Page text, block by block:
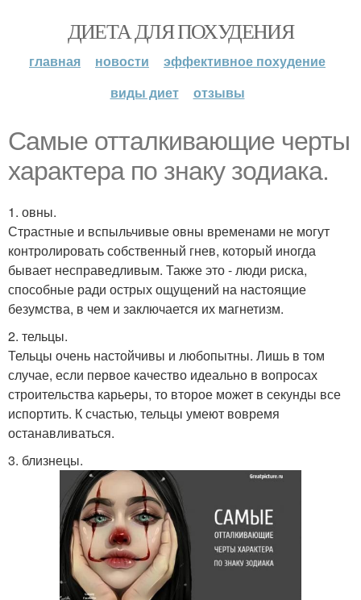
ДИЕТА ДЛЯ ПОХУДЕНИЯ
главная новости
эффективное похудение
виды диет
отзывы
Самые отталкивающие черты
характера по знаку зодиака.
1. овны.
Страстные и вспыльчивые овны временами не могут
контролировать собственный гнев, который иногда
бывает несправедливым. Также это - люди риска,
способные ради острых ощущений на настоящие
безумства, в чем и заключается их магнетизм.
2. тельцы.
Тельцы очень настойчивы и любопытны. Лишь в том
случае, если первое качество идеально в вопросах
строительства карьеры, то второе может в секунды все
испортить. К счастью, тельцы умеют вовремя
останавливаться.
3. близнецы.